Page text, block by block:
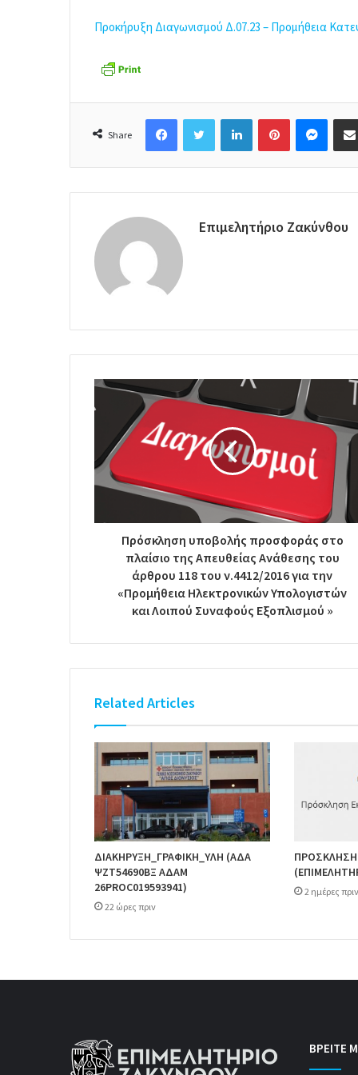
Προκήρυξη Διαγωνισμού Δ.07.23 – Προμήθεια
Share
Επιμελητήριο Ζακύνθου
Πρόσκληση υποβολής προσφοράς στο
πλαίσιο της Απευθείας Ανάθεσης του
άρθρου 118 του ν.4412/2016 για την
«Προμήθεια Ηλεκτρονικών Υπολογιστών
και Λοιπού Συναφούς Εξοπλισμού »
Related Articles
ΔΙΑΚΗΡΥΞΗ_ΓΡΑΦΙΚΗ_ΥΛΗ (ΑΔΑ
ΨΖΤ54690ΒΞ ΑΔΑΜ
26PROC019593941)
22 ώρες πριν
2 ημέρες πριν
ΒΡΕΙΤΕ